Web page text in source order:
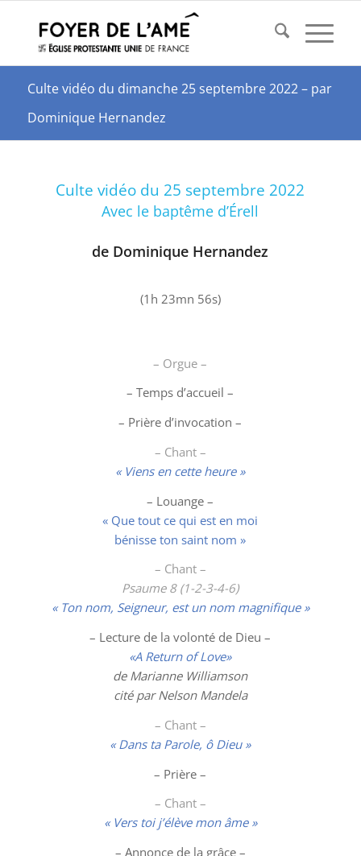
Culte vidéo du dimanche 25 septembre 2022 – par
Dominique Hernandez
Culte vidéo du 25 septembre 2022
Avec le baptême d’Érell
de Dominique Hernandez
(1h 23mn 56s)
– Orgue –
– Temps d’accueil –
– Prière d’invocation –
– Chant –
« Viens en cette heure »
– Louange –
« Que tout ce qui est en moi
bénisse ton saint nom »
– Chant –
Psaume 8 (1-2-3-4-6)
« Ton nom, Seigneur, est un nom magnifique »
– Lecture de la volonté de Dieu –
«A Return of Love»
de Marianne Williamson
cité par Nelson Mandela
– Chant –
« Dans ta Parole, ô Dieu »
– Prière –
– Chant –
« Vers toi j’élève mon âme »
– Annonce de la grâce –